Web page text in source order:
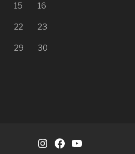
15 16
22 23
29 30
Instagram
FacebookYouTube